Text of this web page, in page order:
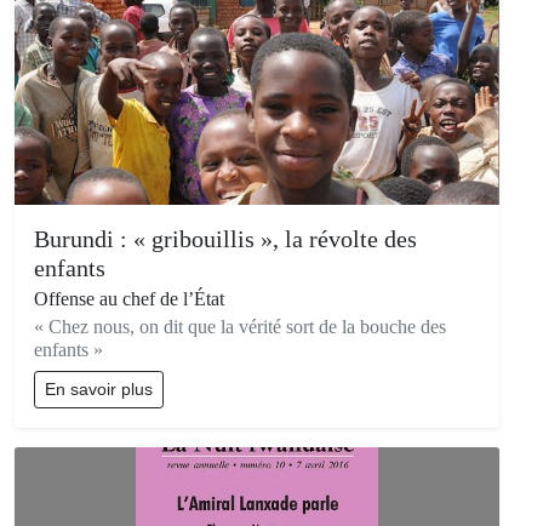
Burundi : « gribouillis », la révolte des
enfants
Offense au chef de l’État
« Chez nous, on dit que la vérité sort de la bouche des
enfants »
En savoir plus